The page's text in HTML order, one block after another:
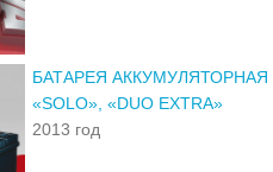
БАТАРЕЯ АККУМУЛЯТОРНАЯ
«SOLO», «DUO EXTRA»
2013 год